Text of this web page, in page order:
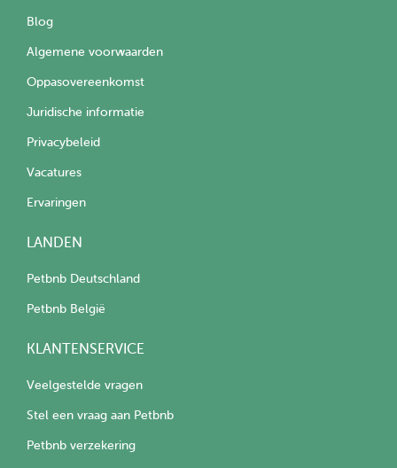
Blog
Algemene voorwaarden
Oppasovereenkomst
Juridische informatie
Privacybeleid
Vacatures
Ervaringen
LANDEN
Petbnb Deutschland
Petbnb België
KLANTENSERVICE
Veelgestelde vragen
Stel een vraag aan Petbnb
Petbnb verzekering